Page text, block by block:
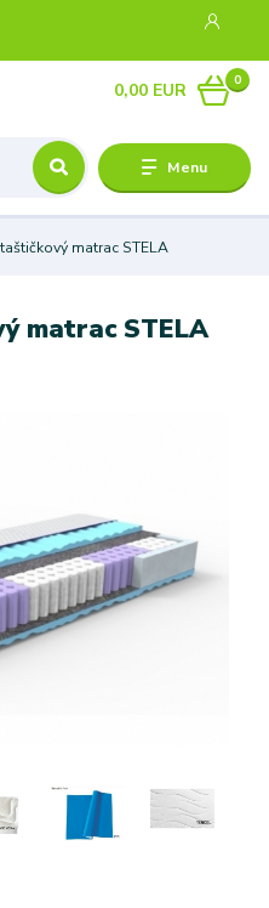
Menu
0
0,00 EUR
matrac STELA
matrac STELA